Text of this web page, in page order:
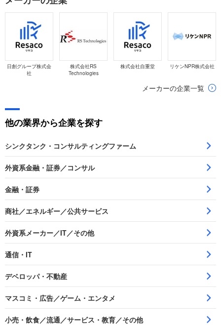
日創グループ株式会
社
株式会社RS
Technologies
株式会社自重堂 リケンNPR株式会社
メーカーの企業一覧
他の業界から企業を探す
シンクタンク・コンサルティングファーム
外資系金融・証券／コンサル
金融・証券
商社／エネルギー／公共サービス
外資系メーカー／IT／その他
通信・IT
デベロッパ・不動産
マスコミ・広告／ゲーム・エンタメ
小売・飲食／流通／サービス・教育／その他